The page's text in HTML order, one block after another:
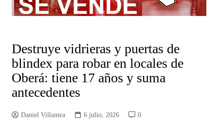
Destruye vidrieras y puertas de
blindex para robar en locales de
Oberá: tiene 17 años y suma
antecedentes
Daniel Villamea 6 julio, 2026
0